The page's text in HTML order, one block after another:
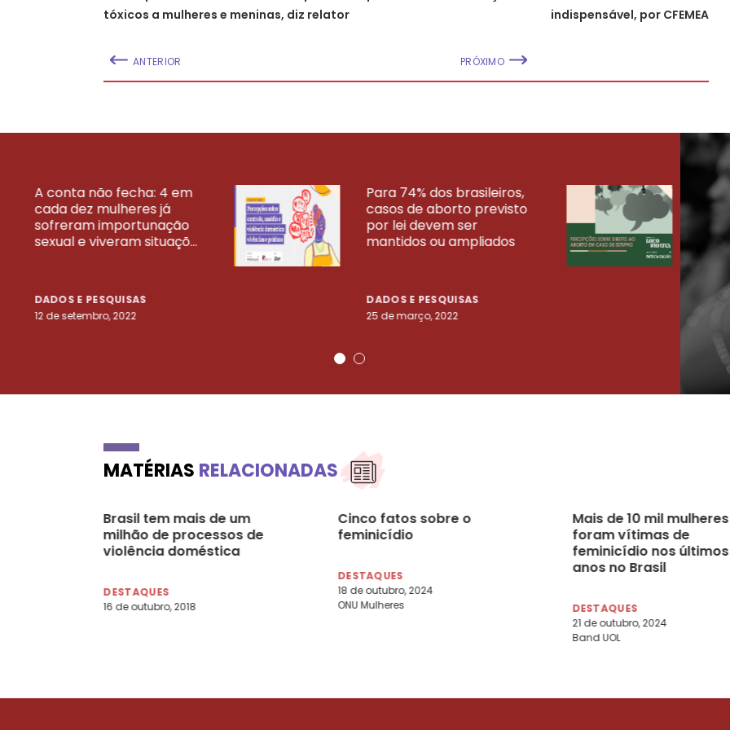
tóxicos a mulheres e meninas, diz relator
ANTERIOR
indispensável, por CFEMEA
PRÓXIMO
A conta não fecha: 4 em
cada dez mulheres já
sofreram importunação
sexual e viveram situaçõ...
DADOS E PESQUISAS
12 de setembro, 2022
Para 74% dos brasileiros,
casos de aborto previsto
por lei devem ser
mantidos ou ampliados
DADOS E PESQUISAS
25 de março, 2022
23
VEJA MAIS PESQUISAS
MATÉRIAS RELACIONADAS
Brasil tem mais de um
milhão de processos de
violência doméstica
DESTAQUES
16 de outubro, 2018
Cinco fatos sobre o
feminicídio
DESTAQUES
18 de outubro, 2024
ONU Mulheres
Mais de 10 mil mulheres
foram vítimas de
feminicídio nos
anos no Brasil
DESTAQUES
21 de outubro, 2024
Band UOL